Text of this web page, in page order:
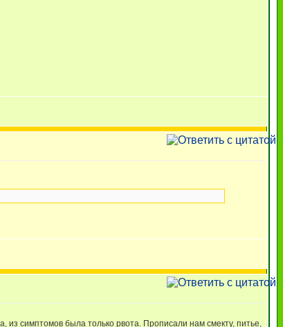
из симптомов была только рвота. Прописали нам смекту, питье,